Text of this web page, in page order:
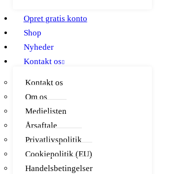
Opret gratis konto
Shop
Nyheder
Kontakt os
Kontakt os
Om os
Medielisten
Årsaftale
Privatlivspolitik
Cookiepolitik (EU)
Handelsbetingelser